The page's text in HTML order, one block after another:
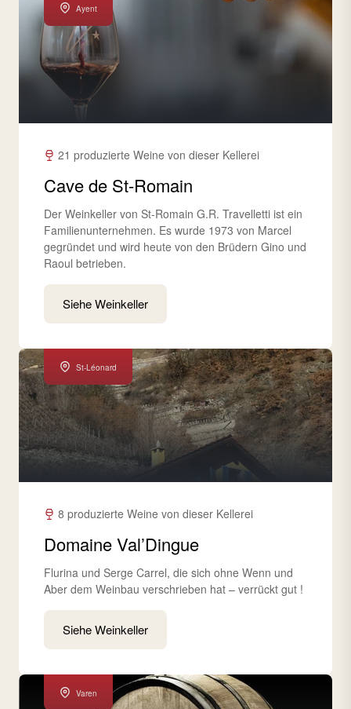
Ayent
21 produzierte Weine von dieser Kellerei
Cave de St-Romain
Der Weinkeller von St-Romain G.R. Travelletti ist ein
Familienunternehmen. Es wurde 1973 von Marcel
gegründet und wird heute von den Brüdern Gino und
Raoul betrieben.
Siehe Weinkeller
St-Léonard
8 produzierte Weine von dieser Kellerei
Domaine Val’Dingue
Flurina und Serge Carrel, die sich ohne Wenn und
Aber dem Weinbau verschrieben hat – verrückt gut !
Siehe Weinkeller
Varen